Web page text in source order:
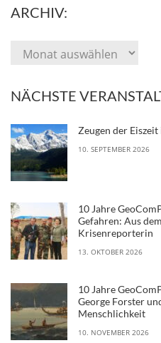
ARCHIV:
NÄCHSTE
Zeugen der
10. SEPTEMBER 2026
10 Jahre
Gefahren: Aus
Krisenreporterin
13. OKTOBER 2026
10 Jahre
George Forster
Menschlichkeit
10. NOVEMBER 2026